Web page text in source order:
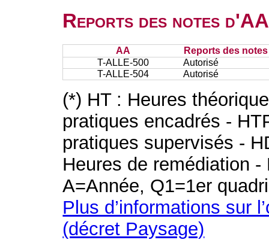
Reports des notes
AA
Reports des
T-ALLE-500
Autorisé
T-ALLE-504
Autorisé
(*) HT : Heures
pratiques encadrés -
pratiques supervisés -
Heures de remédiation
A=Année, Q1=1er
Plus d’informations sur
(décret Paysage)